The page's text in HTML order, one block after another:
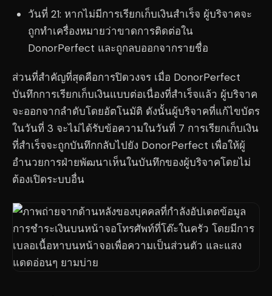
วันที่ 21: หากไม่มีการเรียกเก็บเงินสำเร็จ ผู้บริจาคจะ
ถูกทำเครื่องหมายว่าขาดการติดต่อใน
DonorPerfect และถูกลบออกจากรายชื่อ
ส่วนที่สำคัญที่สุดคือการปิดวงจร เมื่อ DonorPerfect
บันทึกการเรียกเก็บเงินแบบต่อเนื่องที่สำเร็จแล้ว ผู้บริจาค
จะออกจากลำดับโดยอัตโนมัติ ดังนั้นผู้บริจาคที่แก้ไขบัตร
ในวันที่ 3 จะไม่ได้รับข้อความในวันที่ 7 การเรียกเก็บเงิน
ที่สำเร็จจะถูกบันทึกกลับไปยัง DonorPerfect เพื่อให้ผู้
อำนวยการฝ่ายพัฒนาเห็นในบันทึกของผู้บริจาคโดยไม่
ต้องเปิดระบบอื่น